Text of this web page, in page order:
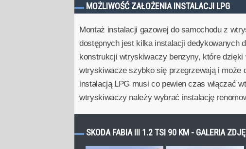
MOŻLIWOŚĆ ZAŁOŻENIA INSTALACJI LPG
Montaż instalacji gazowej do samochodu z
dostępnych jest kilka instalacji dedykowanych
konstrukcji wtryskiwaczy benzyny, które
wtryskiwacze szybko się przegrzewają i może
instalacją LPG musi co pewien czas włączać
wtryskiwaczy należy wybrać instalację
SKODA FABIA III 1.2 TSI 90 KM - GALERIA